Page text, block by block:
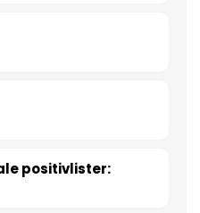
positivlister: